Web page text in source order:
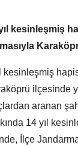
kesinleşmiş
kesinleşmiş
ilçesinde
aranan
14 yıl
İlçe